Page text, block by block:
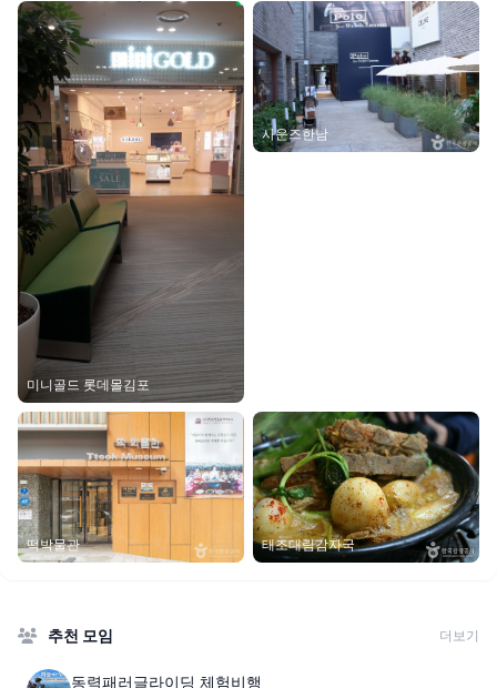
미니골드 롯데몰김포
사운즈한남
떡박물관 태조대림감자국
추천 모임 더보기
동력패러글라이딩 체험비행